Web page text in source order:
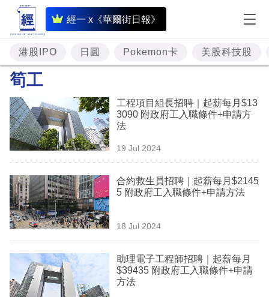
經一 x《華爾街日報》
即
時
財
經
題
投
資
樓
市
理
商
業
港股IPO 日圓 Pokemon卡 美股科技股
筍工
工程項目組長招聘｜起薪每月$13
3090 附政府工入職條件+申請方
法
19 Jul 2024
合約救生員招聘｜起薪每月$2145
5 附政府工入職條件+申請方法
18 Jul 2024
助理電子工程師招聘｜起薪每月
$39435 附政府工入職條件+申請
方法